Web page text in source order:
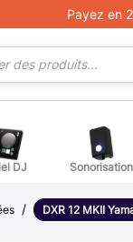
Payez en
voix
DJ
DJ
Sonorisation
/ DXR 12 MKII